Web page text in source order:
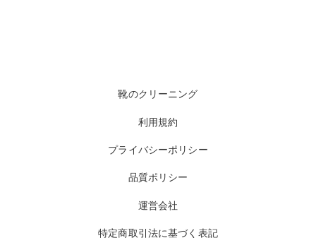
靴のクリーニング
利用規約
プライバシーポリシー
品質ポリシー
運営会社
特定商取引法に基づく表記